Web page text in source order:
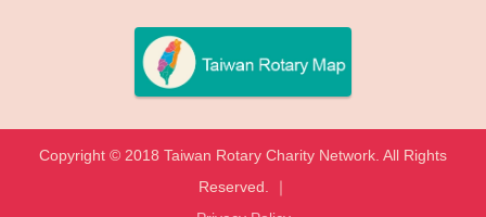
Copyright © 2018 Taiwan Rotary Charity Network. All Rights
Reserved. ｜